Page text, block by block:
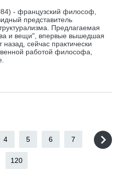
- французский философ,
представитель
Предлагаемая
и вещи", впервые вышедшая
сейчас практически
работой философа,
4 5 6 7
120